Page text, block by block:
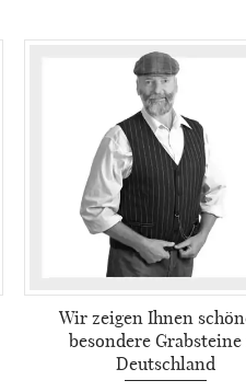
Wir zeigen Ihnen
besondere
Deutschland